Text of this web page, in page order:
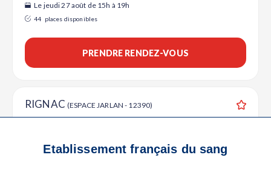
Le jeudi 27 août de 15h à 19h
44 places disponibles
PRENDRE RENDEZ-VOUS
RIGNAC (ESPACE JARLAN - 12390)
places disponibles
Etablissement français du sang